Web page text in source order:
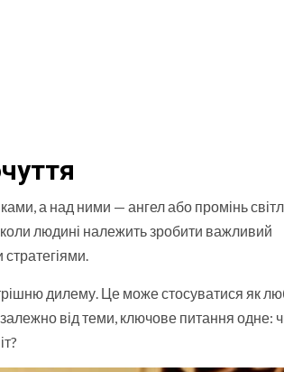
а над ними — ангел або промінь
людині належить зробити важливий
дилему. Це може стосуватися як
від теми, ключове питання одне: